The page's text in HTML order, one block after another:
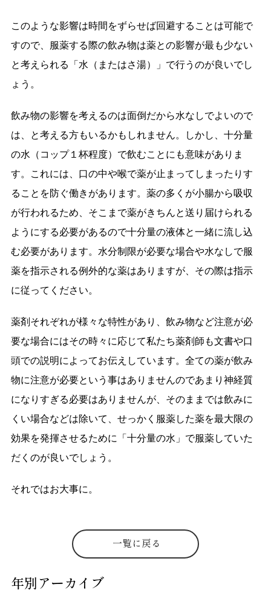
このような影響は時間をずらせば回避することは可能で
すので、服薬する際の飲み物は薬との影響が最も少ない
と考えられる「水（またはさ湯）」で行うのが良いでし
ょう。
飲み物の影響を考えるのは面倒だから水なしでよいので
は、と考える方もいるかもしれません。しかし、十分量
の水（コップ１杯程度）で飲むことにも意味がありま
す。これには、口の中や喉で薬が止まってしまったりす
ることを防ぐ働きがあります。薬の多くが小腸から吸収
が行われるため、そこまで薬がきちんと送り届けられる
ようにする必要があるので十分量の液体と一緒に流し込
む必要があります。水分制限が必要な場合や水なしで服
薬を指示される例外的な薬はありますが、その際は指示
に従ってください。
薬剤それぞれが様々な特性があり、飲み物など注意が必
要な場合にはその時々に応じて私たち薬剤師も文書や口
頭での説明によってお伝えしています。全ての薬が飲み
物に注意が必要という事はありませんのであまり神経質
になりすぎる必要はありませんが、そのままでは飲みに
くい場合などは除いて、せっかく服薬した薬を最大限の
効果を発揮させるために「十分量の水」で服薬していた
だくのが良いでしょう。
それではお大事に。
一覧に戻る
年別アーカイブ